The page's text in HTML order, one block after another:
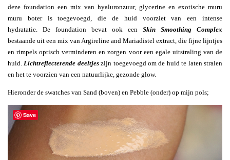
deze foundation een mix van hyaluronzuur, glycerine en exotische muru
muru boter is toegevoegd, die de huid voorziet van een intense
hydratatie. De foundation bevat ook een Skin Smoothing Complex
bestaande uit een mix van Argireline and Mariadistel extract, die fijne lijntjes
en rimpels optisch verminderen en zorgen voor een egale uitstraling van de
huid. Lichtreflecterende deeltjeszijn toegevoegd om de huid te laten stralen
en het te voorzien van een natuurlijke, gezonde glow.
Hieronder de swatches van Sand (boven) en Pebble (onder) op mijn pols;
Save